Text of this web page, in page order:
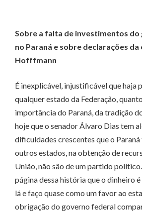
Sobre a falta de investimentos
no Paraná e sobre declarações
Hofffmann
É inexplicável, injustificável que haja
qualquer estado da Federação,
importância do Paraná, da tradição
hoje que o senador Álvaro Dias tem
dificuldades crescentes que o
outros estados, na obtenção de
União, não são de um partido
página dessa história que o dinheiro
lá e faço quase como um favor ao
obrigação do governo federal